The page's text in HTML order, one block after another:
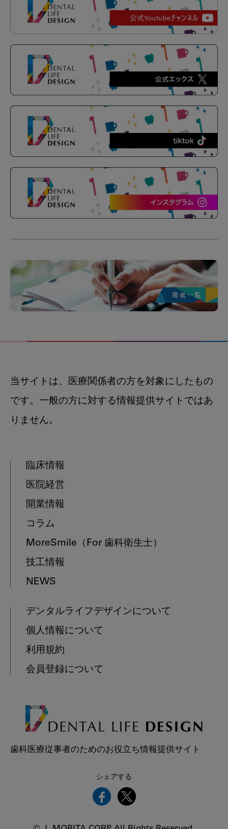
当サイトは、医療関係者の方を対象にしたもの
です。一般の方に対する情報提供サイトではあ
りません。
臨床情報
医院経営
開業情報
コラム
MoreSmile （For 歯科衛生士）
技工情報
NEWS
デンタルライフデザインについて
個人情報について
利用規約
会員登録について
歯科医療従事者のためのお役立ち情報提供サイト
シェアする